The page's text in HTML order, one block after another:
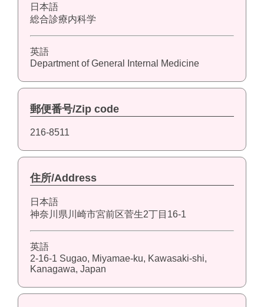
日本語
総合診療内科学
英語
Department of General Internal Medicine
郵便番号/Zip code
216-8511
住所/Address
日本語
神奈川県川崎市宮前区菅生2丁目16-1
英語
2-16-1 Sugao, Miyamae-ku, Kawasaki-shi,
Kanagawa, Japan